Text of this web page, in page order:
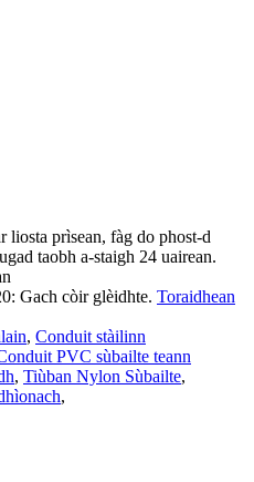
liosta prìsean, fàg do phost-d
taobh a-staigh 24 uairean.
Gach còir glèidhte. Toraidhean
, Conduit stàilinn
PVC sùbailte teann
, Tiùban Nylon Sùbailte,
,